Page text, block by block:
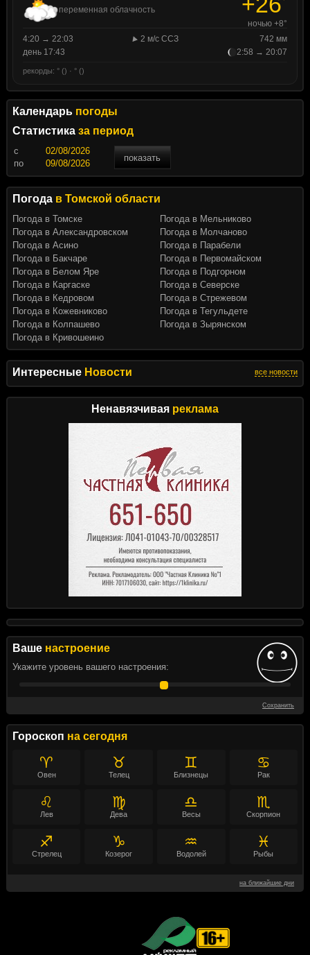
Интересные Новости все новости
Ненавязчивая реклама
Ваше настроение
Укажите уровень вашего настроения:
Сохранить
Гороскоп на сегодня
♈
Овен
♉
Телец
♊
Близнецы
♋
Рак
♌
Лев
♍
Дева
♎
Весы
♏
Скорпион
♐
Стрелец
♑
Козерог
♒
Водолей
♓
Рыбы
на ближайшие дни
переменная облачность
ночью +8°
4:20 → 22:03
2 м/с ССЗ
742 мм
день 17:43
2:58 → 20:07
рекорды: ° () · ° ()
Календарь погоды
Статистика за период
c
показать
по
Погода в Томской области
Погода в Томске
Погода в Александровском
Погода в Асино
Погода в Бакчаре
Погода в Белом Яре
Погода в Каргаске
Погода в Кедровом
Погода в Кожевниково
Погода в Колпашево
Погода в Кривошеино
Погода в Мельниково
Погода в Молчаново
Погода в Парабели
Погода в Первомайском
Погода в Подгорном
Погода в Северске
Погода в Стрежевом
Погода в Тегульдете
Погода в Зырянском